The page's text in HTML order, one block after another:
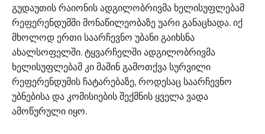
გუდაუთის რაიონის ადგილობრივმა ხელისუფლებამ
რეფერენდუმში მონაწილეობაზე უარი განაცხადა. იქ
მხოლოდ ერთი საარჩევნო უბანი გაიხსნა
ახალსოფელში. ტყვარჩელში ადგილობრივმა
ხელისუფლებამ კი მაშინ გამოთქვა სურვილი
რეფერენდუმის ჩატარებაზე, როდესაც საარჩევნო
უბნებისა და კომისიების შექმნის ყველა ვადა
ამოწურული იყო.